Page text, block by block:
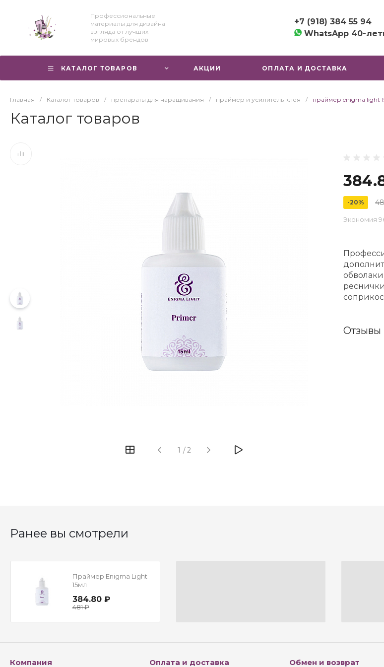
Профессиональные
материалы для дизайна
взгляда от лучших
мировых брендов
+7 (918) 384 55 94
WhatsApp 40-
+7 (918)
г.
КАТАЛОГ ТОВАРОВ АКЦИИ ОПЛАТА И ДОСТАВКА
Главная / Каталог товаров / препараты для наращивания / праймер и усилитель клея / праймер enigma light
Каталог товаров
1 /2
-20%
Экономия
Отзывы
Ранее вы смотрели
Праймер Enigma Light
15мл
384.80 ₽
481 ₽
Компания Оплата и доставка Обмен и возврат